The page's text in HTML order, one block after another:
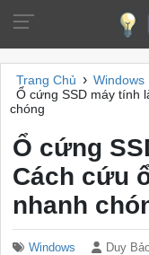
Trang Chủ › Windows
Ổ cứng SSD máy tính
chóng
Ổ cứng
Cách cứu
nhanh
Windows Duy